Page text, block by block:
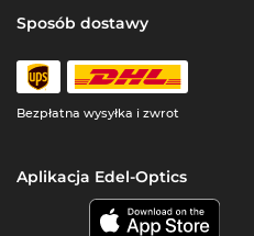
Sposób dostawy
Bezpłatna wysyłka i zwrot
Aplikacja Edel-Optics